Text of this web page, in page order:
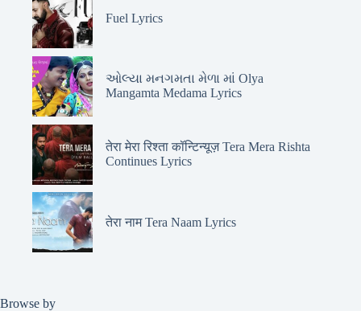
Fuel Lyrics
ઓલ્યા મનગમતા મેળા માં Olya
Mangamta Medama Lyrics
तेरा मेरा रिश्ता कॉन्टिन्यूज़ Tera Mera Rishta
Continues Lyrics
तेरा नाम Tera Naam Lyrics
Browse by